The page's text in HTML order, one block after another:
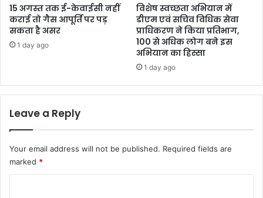
15 अगस्त तक ई-केवाईसी नहीं
कराई तो गैस आपूर्ति पर पड़
सकता है असर
1 day ago
विशेष स्वच्छता अभियान में
डीएम एवं सचिव विधिक सेवा
प्राधिकरण ने किया प्रतिभाग,
100 से अधिक लोग बने इस
अभियान का हिस्सा
1 day ago
Leave a Reply
Your email address will not be published. Required fields are
marked *